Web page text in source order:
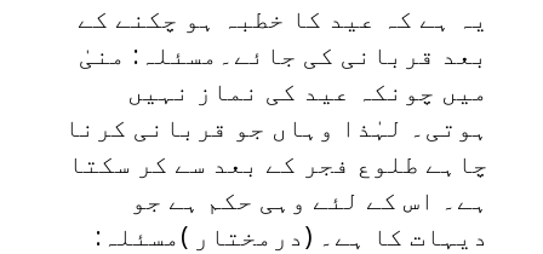
یہ ہے کہ عید کا خطبہ ہو چکنے کے
بعد قربانی کی جائے۔مسئلہ: منیٰ
میں چونکہ عید کی نماز نہیں
ہوتی۔ لہٰذا وہاں جو قربانی کرنا
چاہے طلوع فجر کے بعد سے کر سکتا
ہے۔ اس کے لئے وہی حکم ہے جو
دیہات کا ہے۔ (درمختار )مسئلہ: